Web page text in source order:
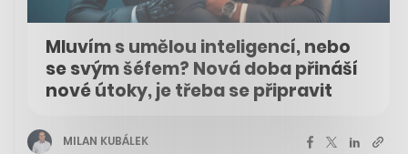
Mluvím s umělou inteligencí, nebo
se svým šéfem? Nová doba přináší
nové útoky, je třeba se připravit
MILAN KUBÁLEK